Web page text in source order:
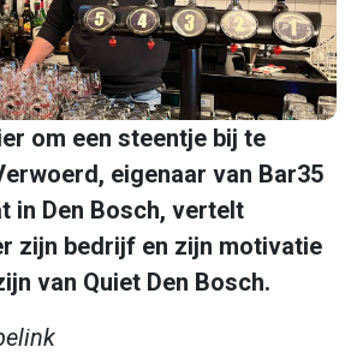
om een steentje bij te
eigenaar van Bar35
in Den Bosch, vertelt
zijn bedrijf en zijn motivatie
van Quiet Den Bosch.